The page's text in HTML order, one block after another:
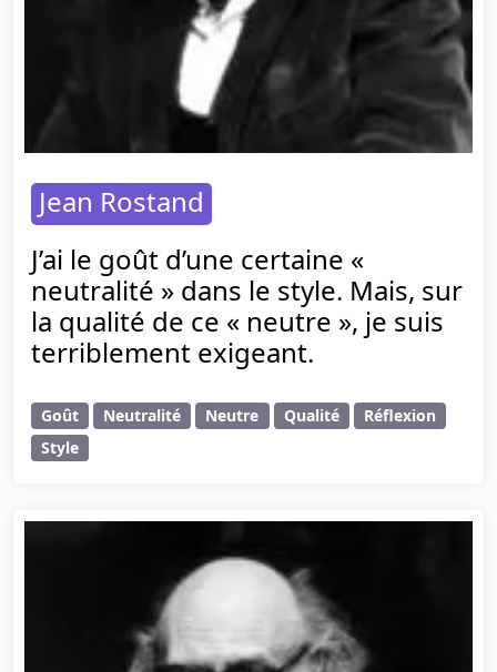
Jean Rostand
J’ai le goût d’une certaine «
neutralité » dans le style. Mais, sur
la qualité de ce « neutre », je suis
terriblement exigeant.
Goût Neutralité Neutre Qualité
Réflexion
Style